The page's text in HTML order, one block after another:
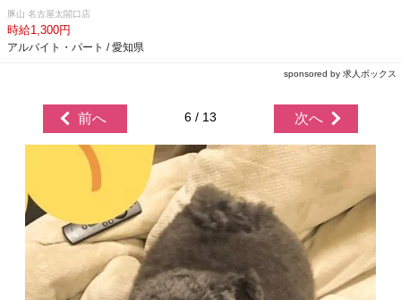
豚山 名古屋太閤口店
時給1,300円
アルバイト・パート / 愛知県
sponsored by 求人ボックス
前へ 6 / 13 次へ